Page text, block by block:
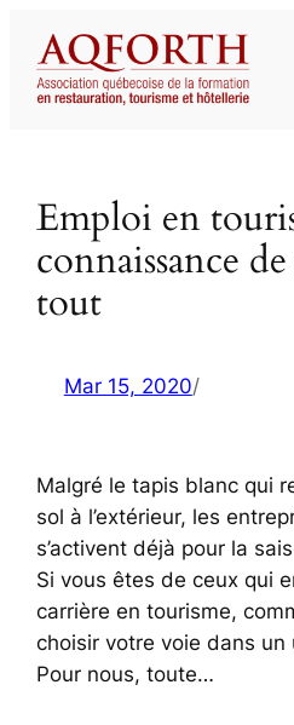
contenu
Emploi en
connaissance
tout
Mar 15, 2020/
Malgré le tapis blanc qui
sol à l’extérieur, les
s’activent déjà pour la
Si vous êtes de ceux qui
carrière en tourisme,
choisir votre voie dans un
Pour nous, toute…